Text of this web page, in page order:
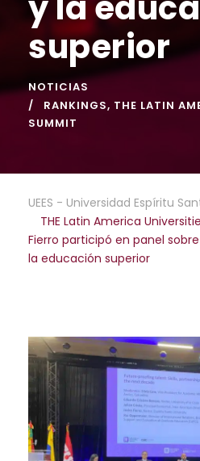
superior
NOTICIAS
RANKINGS, THE LATIN
SUMMIT
UEES - Universidad Espíritu
THE Latin America
Fierro participó en panel
la educación superior